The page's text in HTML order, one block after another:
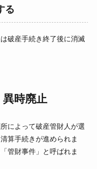
る
破産手続き終了後に消滅
時廃止
によって破産管財人が選
算手続きが進められま
管財事件」と呼ばれま